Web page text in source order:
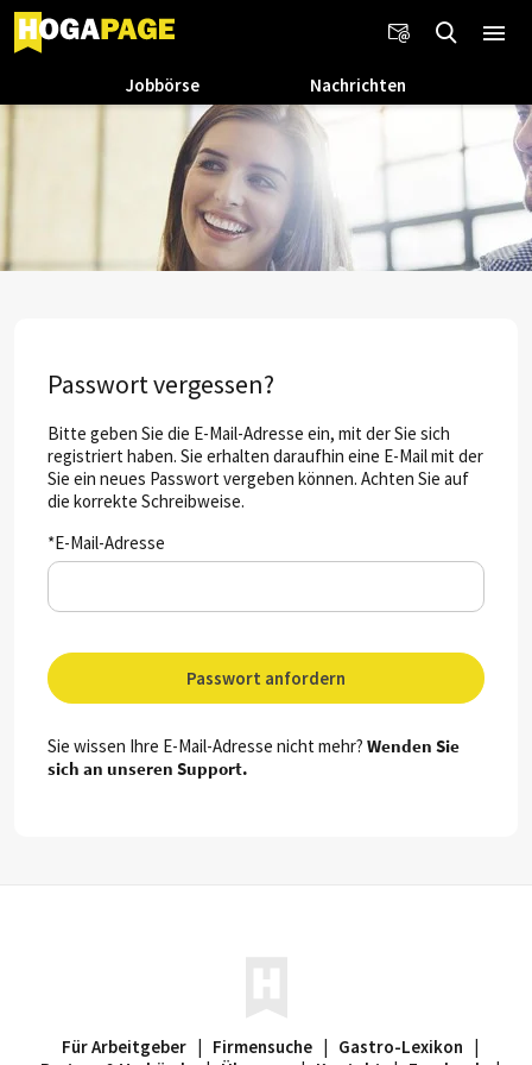
Jobbörse Nachrichten
Passwort vergessen?
Bitte geben Sie die E-Mail-Adresse ein, mit der Sie sich
registriert haben. Sie erhalten daraufhin eine E-Mail mit der
Sie ein neues Passwort vergeben können. Achten Sie auf
die korrekte Schreibweise.
*E-Mail-Adresse
Passwort anfordern
Sie wissen Ihre E-Mail-Adresse nicht mehr? Wenden Sie
sich an unseren Support.
Für Arbeitgeber | Firmensuche | Gastro-Lexikon |